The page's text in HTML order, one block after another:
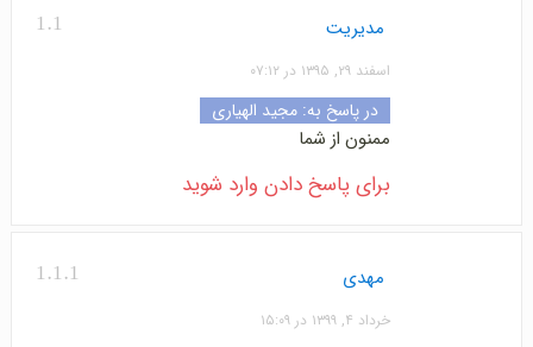
1.1 مدیریت
اسفند ۲۹, ۱۳۹۵ در ۰۷:۱۲
در پاسخ به: مجید الهیاری
ممنون از شما
برای پاسخ دادن وارد شوید
1.1.1 مهدی
خرداد ۴, ۱۳۹۹ در ۱۵:۰۹